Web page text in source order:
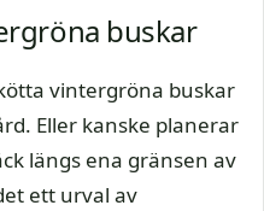
buskar
vintergröna buskar
Eller kanske planerar
längs ena gränsen av
ett urval av